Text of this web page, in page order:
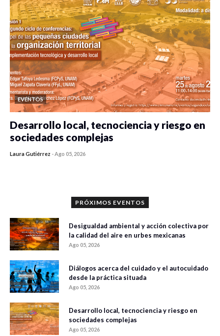
EVENTOS
Desarrollo local, tecnociencia y riesgo en
sociedades complejas
Laura Gutiérrez -Ago 05, 2026
PRÓXIMOS EVENTOS
Desigualdad ambiental y acción colectiva por
la calidad del aire en urbes mexicanas
Ago 05, 2026
Diálogos acerca del cuidado y el autocuidado
desde la práctica situada
Ago 05, 2026
Desarrollo local, tecnociencia y riesgo en
sociedades complejas
Ago 05, 2026